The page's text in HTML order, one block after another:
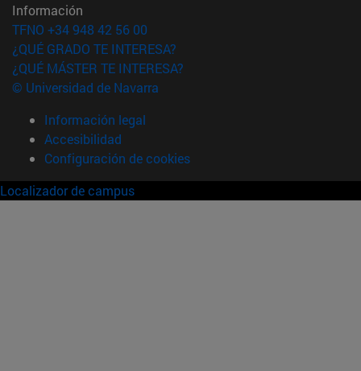
Información
TFNO +34 948 42 56 00
¿QUÉ GRADO TE INTERESA?
¿QUÉ MÁSTER TE INTERESA?
© Universidad de Navarra
Información legal
Accesibilidad
Configuración de cookies
Localizador de campus